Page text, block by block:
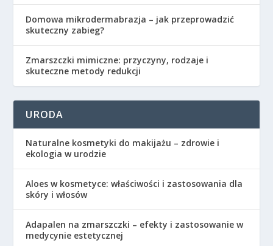
Domowa mikrodermabrazja – jak przeprowadzić
skuteczny zabieg?
Zmarszczki mimiczne: przyczyny, rodzaje i
skuteczne metody redukcji
URODA
Naturalne kosmetyki do makijażu – zdrowie i
ekologia w urodzie
Aloes w kosmetyce: właściwości i zastosowania dla
skóry i włosów
Adapalen na zmarszczki – efekty i zastosowanie w
medycynie estetycznej